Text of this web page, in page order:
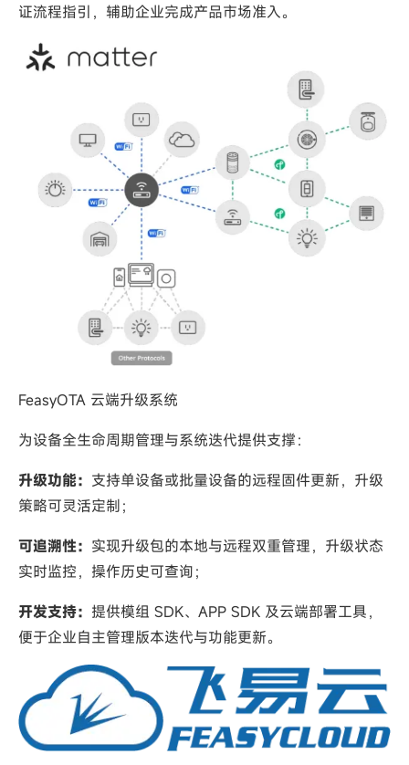
证流程指引，辅助企业完成产品市场准入。
FeasyOTA 云端升级系统
为设备全生命周期管理与系统迭代提供支撑：
升级功能： 支持单设备或批量设备的远程固件更新，升级
策略可灵活定制；
可追溯性： 实现升级包的本地与远程双重管理，升级状态
实时监控，操作历史可查询；
开发支持： 提供模组 SDK、APP SDK 及云端部署工具，
便于企业自主管理版本迭代与功能更新。